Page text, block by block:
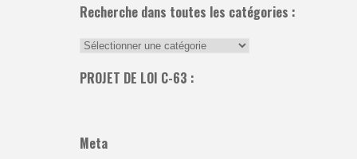
Recherche dans toutes les catégories :
Recherche
toutes
PROJET DE LOI C-63 :
Meta